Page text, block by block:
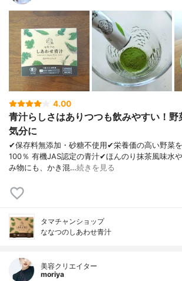
4.00
青汁らしさはありつつも飲みやすい！野
気分に
✔︎保存料無添加・砂糖不使用✔︎栄養価の高い野菜
100％ 有機JAS認定の青汁✔︎ほんのり抹茶風味水
み物にも、かき混…続きを見る
タマチャンショップ
ななつのしあわせ青汁
美容クリエイター
moriya